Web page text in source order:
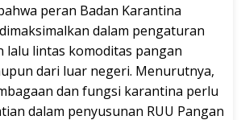
peran Badan Karantina
dalam pengaturan
lalu lintas komoditas pangan
dari luar negeri. Menurutnya,
dan fungsi karantina perlu
dalam penyusunan RUU Pangan